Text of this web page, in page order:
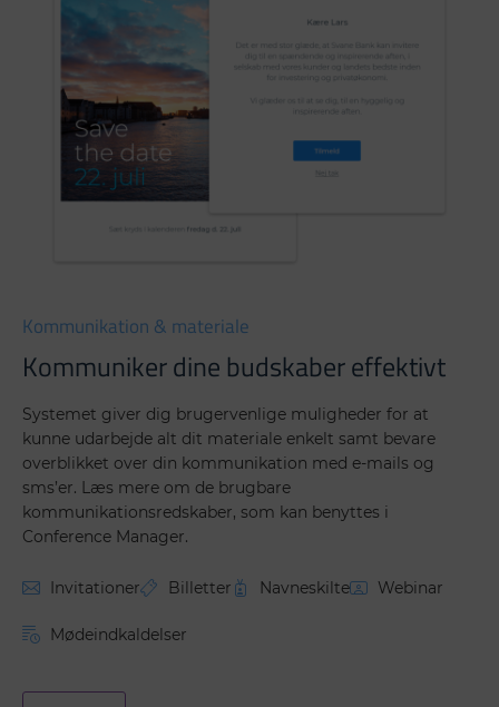
Kommunikation & materiale
Kommuniker dine budskaber effektivt​
Systemet giver dig brugervenlige muligheder for at
kunne udarbejde alt dit materiale enkelt samt bevare
overblikket over din kommunikation med e-mails og
sms’er. Læs mere om de brugbare
kommunikationsredskaber, som kan benyttes i
Conference Manager.
Invitationer Billetter Navneskilte Webinar
Mødeindkaldelser